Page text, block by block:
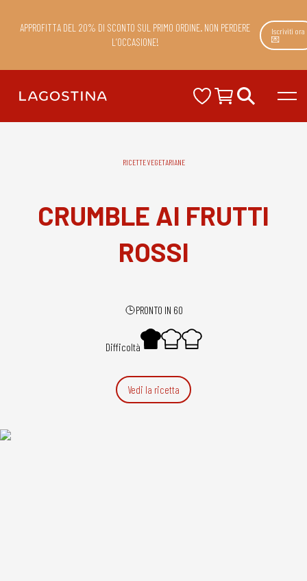
APPROFITTA DEL 20% DI SCONTO SUL PRIMO ORDINE. NON PERDERE
L’OCCASIONE!
Iscriviti ora
💌
RICETTE VEGETARIANE
CRUMBLE AI FRUTTI
ROSSI
PRONTO IN 60
Difficoltà
Vedi la ricetta